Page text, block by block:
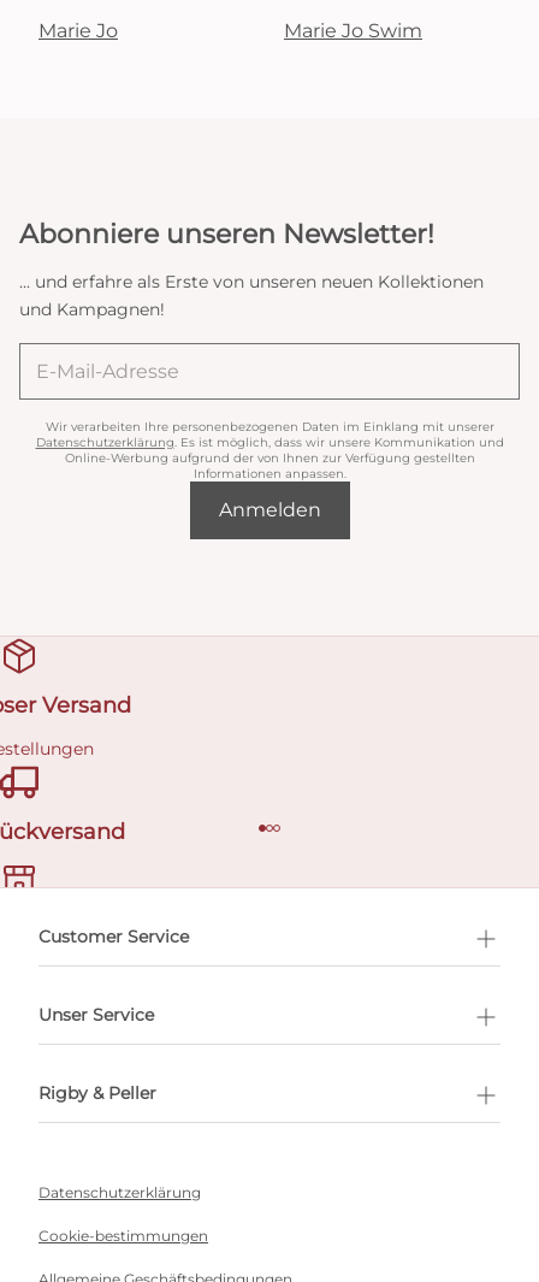
Marie Jo Marie Jo Swim
Abonniere unseren Newsletter!
... und erfahre als Erste von unseren neuen Kollektionen
und Kampagnen!
Wir verarbeiten Ihre personenbezogenen Daten im Einklang mit unserer
Datenschutzerklärung . Es ist möglich, dass wir unsere Kommunikation und
Online-Werbung aufgrund der von Ihnen zur Verfügung gestellten
Informationen anpassen.
Anmelden
Versand
buchen
Customer Service
Unser Service
Rigby & Peller
Datenschutzerklärung
Cookie-bestimmungen